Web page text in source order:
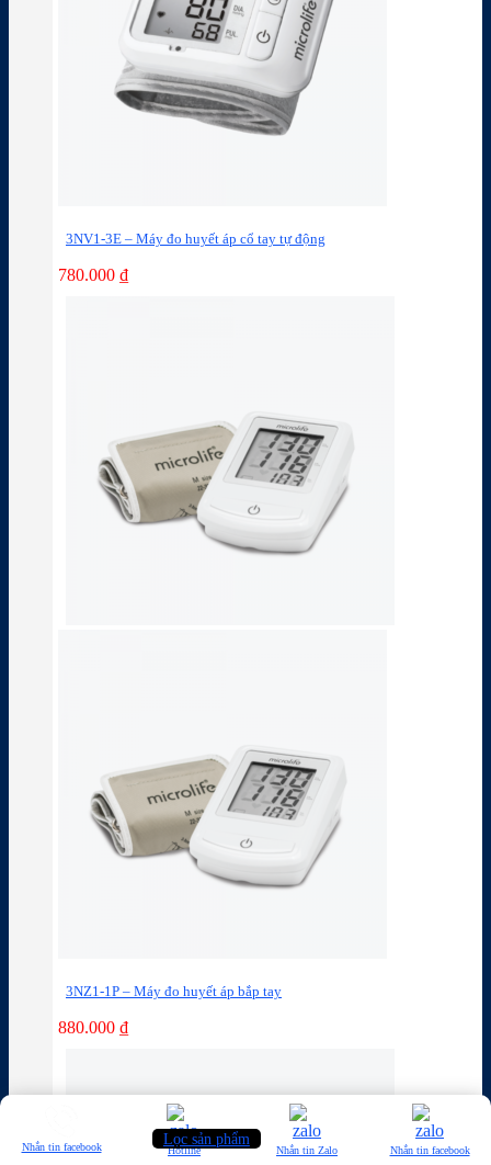
3NV1-3E – Máy đo huyết áp cổ tay tự động
780.000 ₫
3NZ1-1P – Máy đo huyết áp bắp tay
880.000 ₫
Lọc sản phẩm
Nhắn tin facebook Hotline Nhắn tin Zalo Nhắn tin facebook